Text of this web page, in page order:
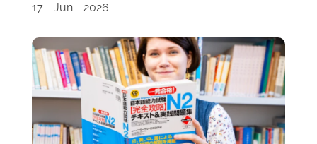
17 - Jun - 2026